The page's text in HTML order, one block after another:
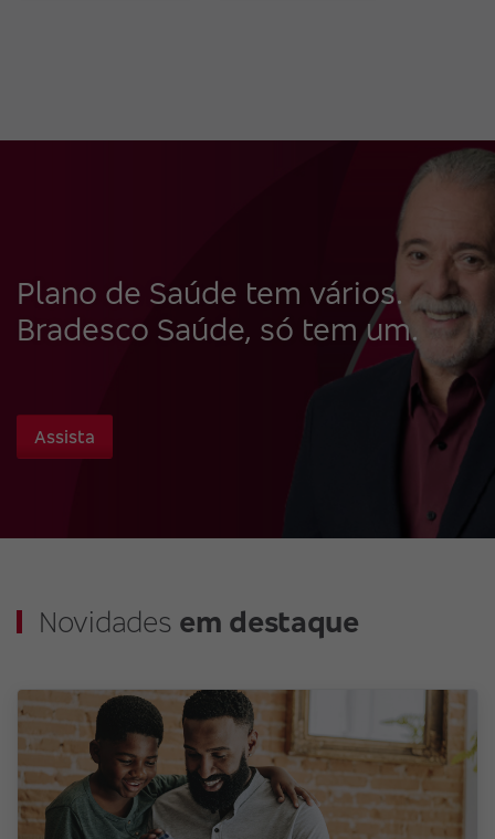
Plano de Saúde tem vários.
Bradesco Saúde, só tem um.
Assista
Novidades em destaque